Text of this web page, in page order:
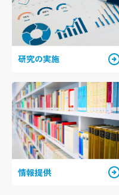
研究の実施
情報提供